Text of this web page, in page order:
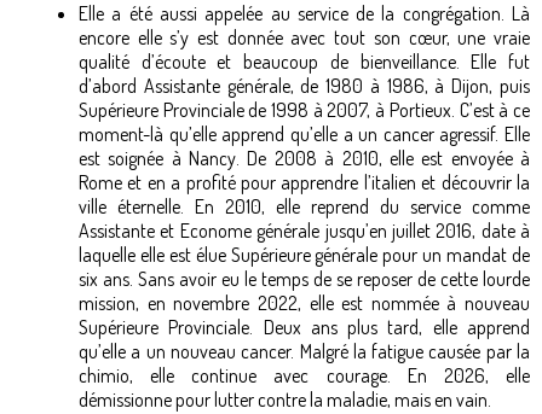
Elle a été aussi appelée au service de la congrégation. Là
encore elle s’y est donnée avec tout son cœur, une vraie
qualité d’écoute et beaucoup de bienveillance. Elle fut
d’abord Assistante générale, de 1980 à 1986, à Dijon, puis
Supérieure Provinciale de 1998 à 2007, à Portieux. C’est à ce
moment-là qu’elle apprend qu’elle a un cancer agressif. Elle
est soignée à Nancy. De 2008 à 2010, elle est envoyée à
Rome et en a profité pour apprendre l’italien et découvrir la
ville éternelle. En 2010, elle reprend du service comme
Assistante et Econome générale jusqu’en juillet 2016, date à
laquelle elle est élue Supérieure générale pour un mandat de
six ans. Sans avoir eu le temps de se reposer de cette lourde
mission, en novembre 2022, elle est nommée à nouveau
Supérieure Provinciale. Deux ans plus tard, elle apprend
qu’elle a un nouveau cancer. Malgré la fatigue causée par la
chimio, elle continue avec courage. En 2026, elle
démissionne pour lutter contre la maladie, mais en vain.